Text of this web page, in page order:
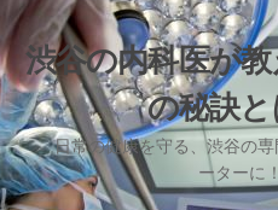
コ
ン
テ
ン
ツ
へ
ス
渋谷の内科医が
の秘訣と
日常の健康を守る、渋谷の
ーターに！